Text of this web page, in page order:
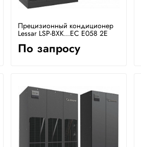
Прецизионный кондиционер
Lessar LSP-BXK...EC E058 2E
По запросу